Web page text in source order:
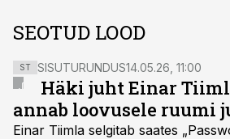
SEOTUD LOOD
ST SISUTURUNDUS14.05.26, 11:00
Häki juht Einar
annab loovusele ruumi
Einar Tiimla selgitab saates